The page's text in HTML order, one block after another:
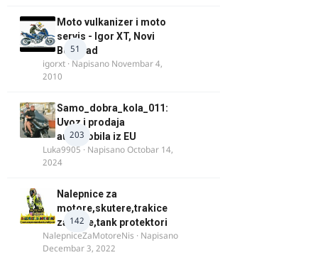
51
Moto vulkanizer i moto
servis - Igor XT, Novi
Beograd
igorxt · Napisano Novembar 4,
2010
203
Samo_dobra_kola_011:
Uvoz i prodaja
automobila iz EU
Luka9905 · NapisanoOctobar 14,
2024
142
Nalepnice za
motore,skutere,trakice
za felne,tank protektori
NalepniceZaMotoreNis · Napisano
Decembar 3, 2022